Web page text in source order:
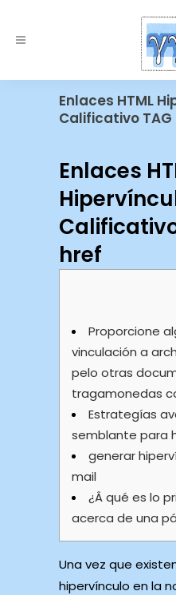
Enlaces HTML
Calificativo TAG
Enlaces
href
Proporcione
vinculación a
pelo otras
tragamonedas
Estrategías
semblante para
generar
mail
¿Â qué es lo
acerca de una
Una vez que
hipervínculo en la